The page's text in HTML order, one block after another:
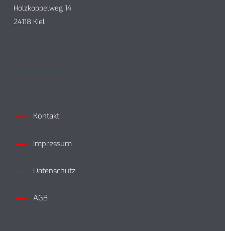
Holzkoppelweg 14
24118 Kiel
Kontakt
Impressum
Datenschutz
AGB